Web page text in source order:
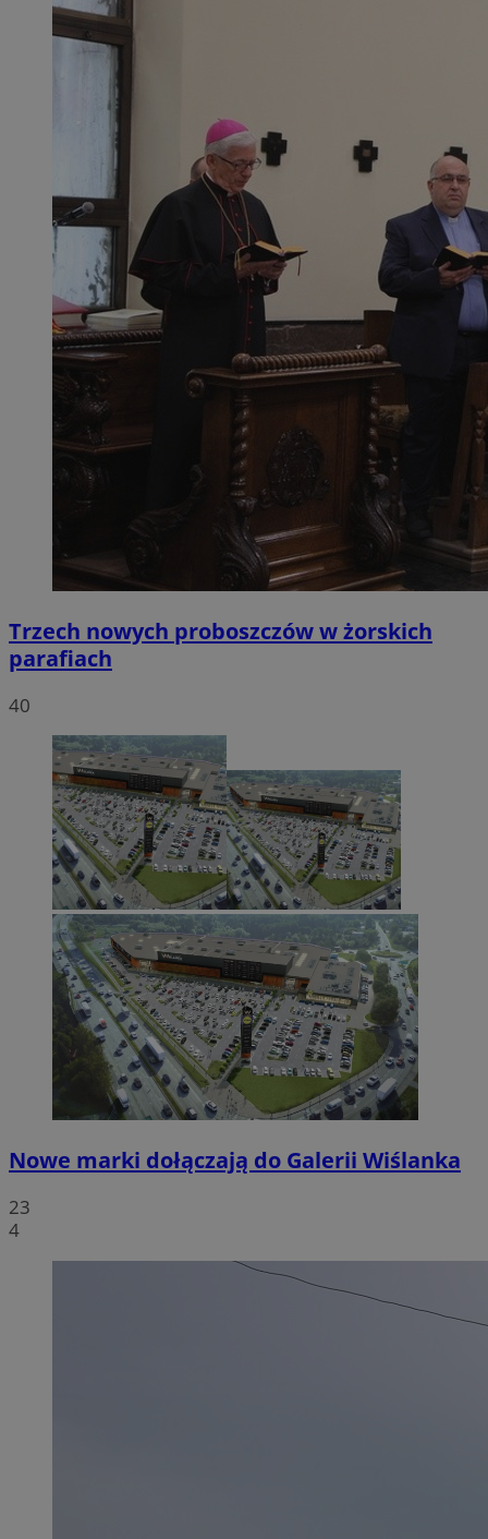
Trzech nowych proboszczów w żorskich
parafiach
40
Nowe marki dołączają do Galerii Wiślanka
23
4